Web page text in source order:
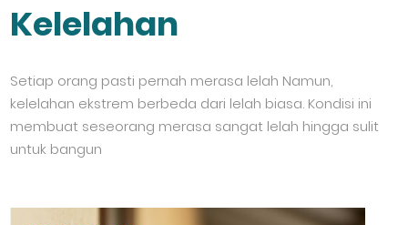
Kelelahan
Setiap orang pasti pernah merasa lelah Namun,
kelelahan ekstrem berbeda dari lelah biasa. Kondisi ini
membuat seseorang merasa sangat lelah hingga sulit
untuk bangun